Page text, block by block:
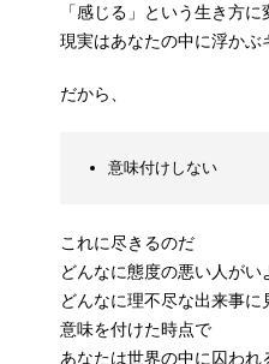
「感じる」という生き方
現実はあなたの中に浮かぶ
だから、
意味付けしない
これに尽きるのだ
どんなに態度の悪い人がい
どんなに理不尽な出来事に
意味を付けた時点で
あなたは世界の中に囚われ